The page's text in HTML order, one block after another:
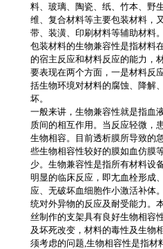
料、玻璃、陶瓷、纸、竹本、野
维、复合材料等主要包装材料，
带、装潢、印刷材料等辅助材料。
包装材料的生物兼容性是指材料
的宿主反应和材料反应的能力，
要表现在两个方面，一是材料反
括生物环境对材料的腐蚀、降解
坏。
一般来讲，生物兼容性就是指血
质间的相互作用。当反应轻微，
生物相容。目前透析膜所导致的
些生物相容性较好的膜如血仿膜
少。生物兼容性是指所有材料设
明显的临床反应，即尢血栓形成
应、无破坏血细胞作小激活补体
统对外异物的反应及耐受能力。
丝制作的支架具有良好生物相容
及坏死改变，材料的毒性及生物
须考虑的问题,生物相容性是指材